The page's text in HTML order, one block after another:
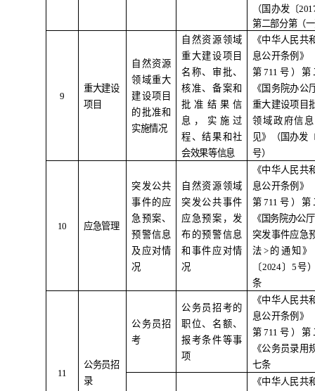
（国办发〔
第二部分第（
9
重大建设
项目
自然资源
领域重大
建设项目
的批准和
实施情况
自然资源领域
重大建设项目
名称、审批、
核准、备案和
批准结果信
息，实施过
程、结果和社
会效果等信息
《中华人民共
息公开条例》
第 711 号）第
《国务院办公
重大建设项目
领域政府信
见》（国办发
号）
10 应急管理
突发公共
事件的应
急预案、
预警信息
及应对情
况
自然资源领域
突发公共事件
应急预案，发
布的预警信息
和事件应对情
况
《中华人民共
息公开条例》
第 711 号）第
《国务院办公
突发事件应急
法 >的通知》
〔2024〕 5号
条
11
公务员招
录
公务员招
考
公务员招考的
职位、名额、
报考条件等事
项
《中华人民共
息公开条例》
第 711 号）第
《公务员录用
七条
《中华人民共